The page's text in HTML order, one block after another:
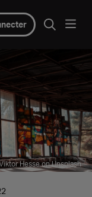
Hesse on Unsplash